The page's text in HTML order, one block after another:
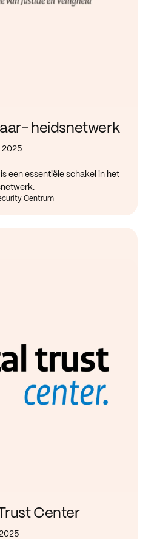
heidsnetwerk
2025
een essentiële schakel in het
Centrum
Center